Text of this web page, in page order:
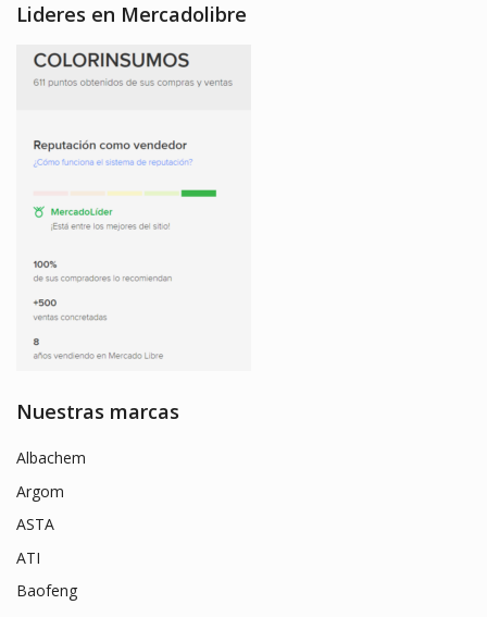
Lideres en Mercadolibre
Nuestras marcas
Albachem
Argom
ASTA
ATI
Baofeng